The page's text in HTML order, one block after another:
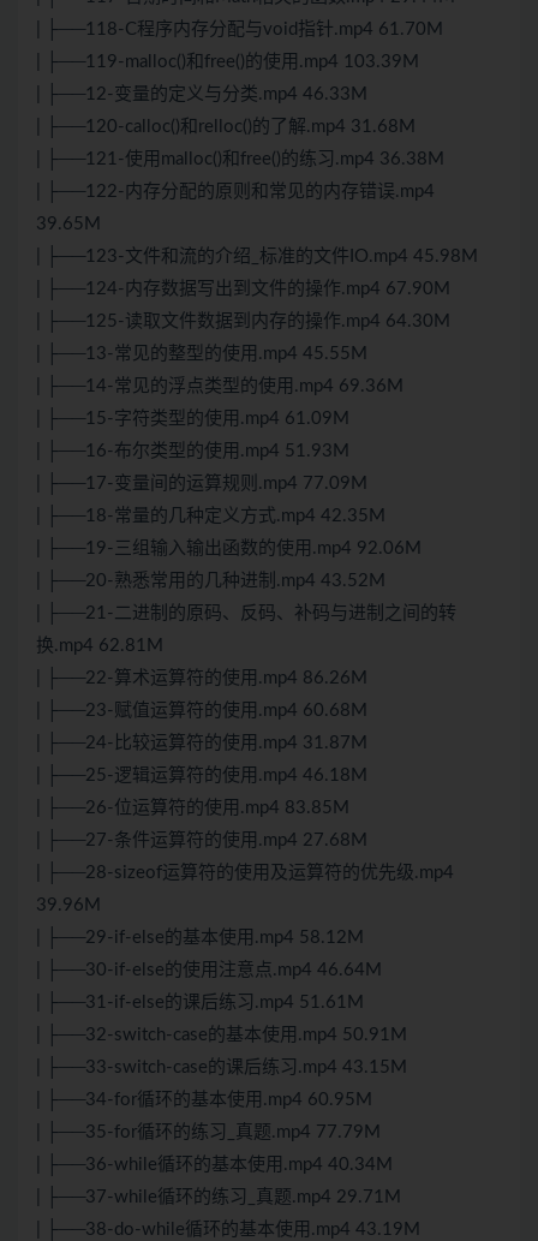
| ├──118-C程序内存分配与void指针.mp4 61.70M
| ├──119-malloc()和free()的使用.mp4 103.39M
| ├──12-变量的定义与分类.mp4 46.33M
| ├──120-calloc()和relloc()的了解.mp4 31.68M
| ├──121-使用malloc()和free()的练习.mp4 36.38M
| ├──122-内存分配的原则和常见的内存错误.mp4
39.65M
| ├──123-文件和流的介绍_标准的文件IO.mp4 45.98M
| ├──124-内存数据写出到文件的操作.mp4 67.90M
| ├──125-读取文件数据到内存的操作.mp4 64.30M
| ├──13-常见的整型的使用.mp4 45.55M
| ├──14-常见的浮点类型的使用.mp4 69.36M
| ├──15-字符类型的使用.mp4 61.09M
| ├──16-布尔类型的使用.mp4 51.93M
| ├──17-变量间的运算规则.mp4 77.09M
| ├──18-常量的几种定义方式.mp4 42.35M
| ├──19-三组输入输出函数的使用.mp4 92.06M
| ├──20-熟悉常用的几种进制.mp4 43.52M
| ├──21-二进制的原码、反码、补码与进制之间的转
换.mp4 62.81M
| ├──22-算术运算符的使用.mp4 86.26M
| ├──23-赋值运算符的使用.mp4 60.68M
| ├──24-比较运算符的使用.mp4 31.87M
| ├──25-逻辑运算符的使用.mp4 46.18M
| ├──26-位运算符的使用.mp4 83.85M
| ├──27-条件运算符的使用.mp4 27.68M
| ├──28-sizeof运算符的使用及运算符的优先级.mp4
39.96M
| ├──29-if-else的基本使用.mp4 58.12M
| ├──30-if-else的使用注意点.mp4 46.64M
| ├──31-if-else的课后练习.mp4 51.61M
| ├──32-switch-case的基本使用.mp4 50.91M
| ├──33-switch-case的课后练习.mp4 43.15M
| ├──34-for循环的基本使用.mp4 60.95M
| ├──35-for循环的练习_真题.mp4 77.79M
| ├──36-while循环的基本使用.mp4 40.34M
| ├──37-while循环的练习_真题.mp4 29.71M
| ├──38-do-while循环的基本使用.mp4 43.19M